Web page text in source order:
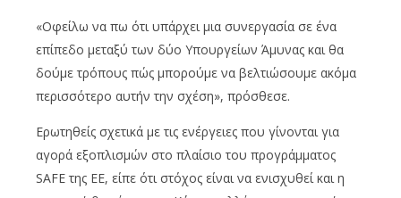
«Οφείλω να πω ότι υπάρχει μια συνεργασία σε ένα
επίπεδο μεταξύ των δύο Υπουργείων Άμυνας και θα
δούμε τρόπους πώς μπορούμε να βελτιώσουμε ακόμα
περισσότερο αυτήν την σχέση», πρόσθεσε.
Ερωτηθείς σχετικά με τις ενέργειες που γίνονται για
αγορά εξοπλισμών στο πλαίσιο του προγράμματος
SAFE της ΕΕ, είπε ότι στόχος είναι να ενισχυθεί και η